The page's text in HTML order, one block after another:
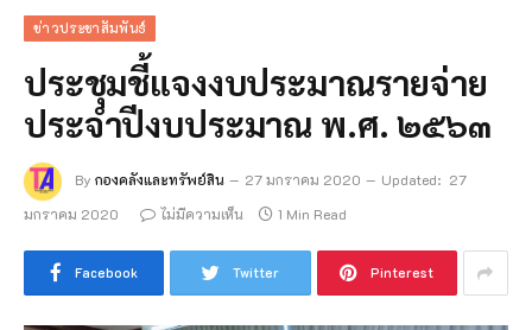
ข่าวประชาสัมพันธ์
ประชุมชี้แจงงบประมาณรายจ่าย
ประจำปีงบประมาณ พ.ศ. ๒๕๖๓
By กองคลังและทรัพย์สิน 27 มกราคม 2020 Updated: 27
มกราคม 2020
ไม่มีความเห็น 1 Min Read
Facebook Twitter Pinterest